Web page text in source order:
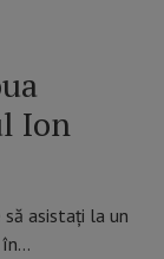
Ion
să asistați la un
în…